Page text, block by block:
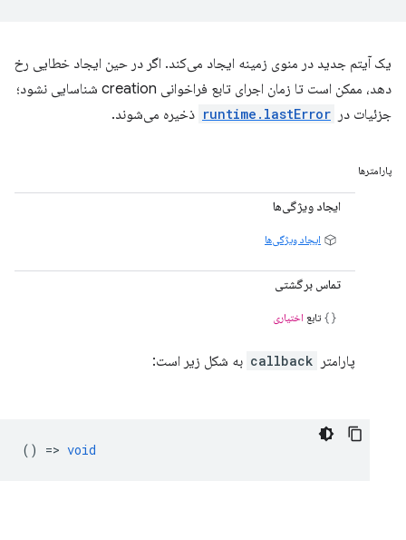
یک آیتم جدید در منوی زمینه ایجاد می‌کند. اگر در حین ایجاد خطایی رخ
دهد، ممکن است تا زمان اجرای تابع فراخوانی creation شناسایی نشود؛
جزئیات در runtime.lastError ذخیره می‌شوند.
پارامترها
ایجاد ویژگی‌ها
ایجاد ویژگی‌ها
تماس برگشتی
تابع اختیاری
پارامتر callback به شکل زیر است:
() => void